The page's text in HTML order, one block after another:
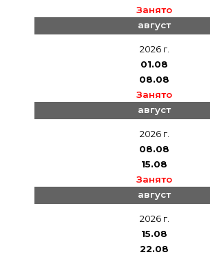
Занято
август
2026 г.
01.08
08.08
Занято
август
2026 г.
08.08
15.08
Занято
август
2026 г.
15.08
22.08